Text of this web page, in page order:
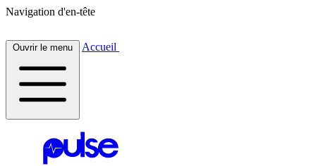
Navigation d'en-tête
Ouvrir le menu Accueil